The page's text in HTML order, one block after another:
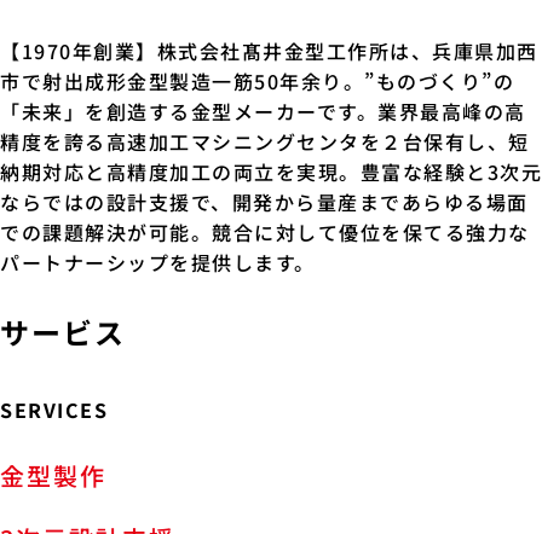
【1970年創業】株式会社髙井金型工作所は、兵庫県加西
市で射出成形金型製造一筋50年余り。”ものづくり”の
「未来」を創造する金型メーカーです。業界最高峰の高
精度を誇る高速加工マシニングセンタを２台保有し、短
納期対応と高精度加工の両立を実現。豊富な経験と3次元
ならではの設計支援で、開発から量産まであらゆる場面
での課題解決が可能。競合に対して優位を保てる強力な
パートナーシップを提供します。
サービス
SERVICES
金型製作